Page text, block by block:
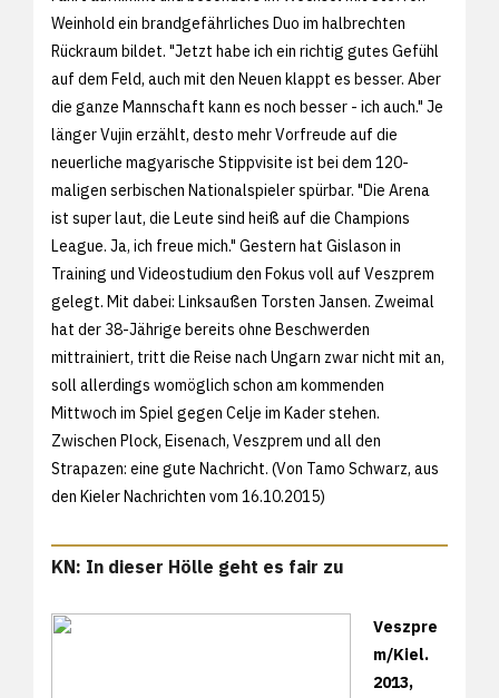
Weinhold ein brandgefährliches Duo im halbrechten
Rückraum bildet. "Jetzt habe ich ein richtig gutes Gefühl
auf dem Feld, auch mit den Neuen klappt es besser. Aber
die ganze Mannschaft kann es noch besser - ich auch." Je
länger Vujin erzählt, desto mehr Vorfreude auf die
neuerliche magyarische Stippvisite ist bei dem 120-
maligen serbischen Nationalspieler spürbar. "Die Arena
ist super laut, die Leute sind heiß auf die Champions
League. Ja, ich freue mich." Gestern hat Gislason in
Training und Videostudium den Fokus voll auf Veszprem
gelegt. Mit dabei: Linksaußen Torsten Jansen. Zweimal
hat der 38-Jährige bereits ohne Beschwerden
mittrainiert, tritt die Reise nach Ungarn zwar nicht mit an,
soll allerdings womöglich schon am kommenden
Mittwoch im Spiel gegen Celje im Kader stehen.
Zwischen Plock, Eisenach, Veszprem und all den
Strapazen: eine gute Nachricht. (Von Tamo Schwarz, aus
den Kieler Nachrichten vom 16.10.2015)
KN: In dieser Hölle geht es fair zu
Veszpre
m/Kiel.
2013,